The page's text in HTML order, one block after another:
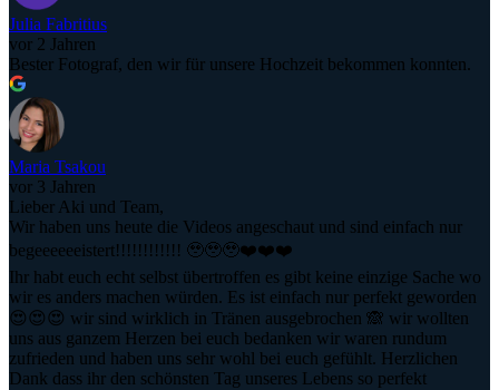
Julia Fabritius
vor 2 Jahren
Bester Fotograf, den wir für unsere Hochzeit bekommen konnten.
Maria Tsakou
vor 3 Jahren
Lieber Aki und Team,
Wir haben uns heute die Videos angeschaut und sind einfach nur
begeeeeeeistert!!!!!!!!!!!! 🥹🥹🥹❤️❤️❤️
Ihr habt euch echt selbst übertroffen es gibt keine einzige Sache wo
wir es anders machen würden. Es ist einfach nur perfekt geworden
😍😍😍 wir sind wirklich in Tränen ausgebrochen 🙈 wir wollten
uns aus ganzem Herzen bei euch bedanken wir waren rundum
zufrieden und haben uns sehr wohl bei euch gefühlt. Herzlichen
Dank dass ihr den schönsten Tag unseres Lebens so perfekt